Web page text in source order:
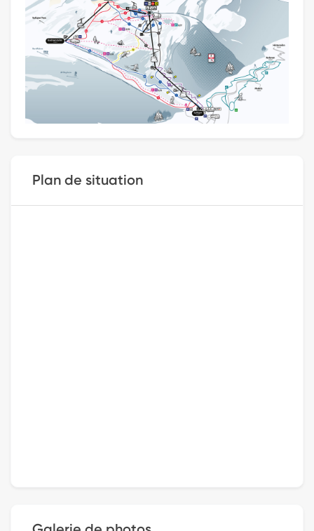
Plan de situation